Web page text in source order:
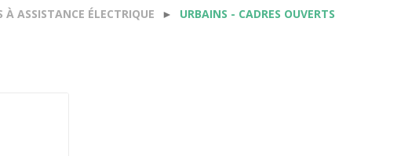
À ASSISTANCE ÉLECTRIQUE URBAINS - CADRES OUVERTS